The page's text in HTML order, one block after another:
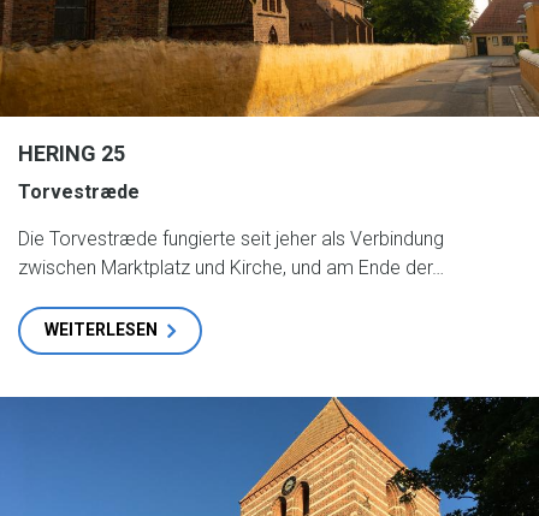
HERING 25
Torvestræde
Die Torvestræde fungierte seit jeher als Verbindung
zwischen Marktplatz und Kirche, und am Ende der…
WEITERLESEN